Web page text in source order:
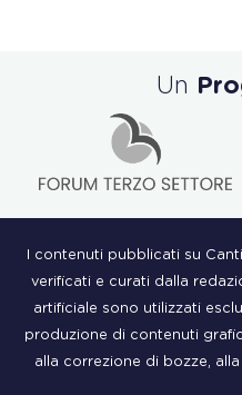
Un
I contenuti pubblicati su
verificati e curati dalla
artificiale sono utilizzati
produzione di contenuti
alla correzione di bozze,